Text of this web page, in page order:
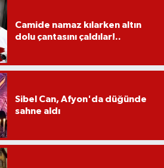
Camide namaz kılarken altın
dolu çantasını çaldılar!..
Sibel Can, Afyon'da düğünde
sahne aldı